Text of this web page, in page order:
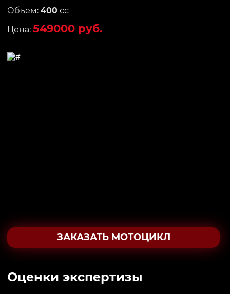
Объем: 400 сс
Цена: 549000 руб.
ЗАКАЗАТЬ МОТОЦИКЛ
Oценки экспертизы